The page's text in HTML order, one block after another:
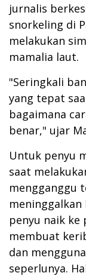
jurnalis
snorkeling di
melakukan
mamalia laut.
"Seringkali
yang tepat
bagaimana
benar," ujar
Untuk penyu
saat
mengganggu
meninggalkan
penyu naik
membuat
dan
seperlunya.